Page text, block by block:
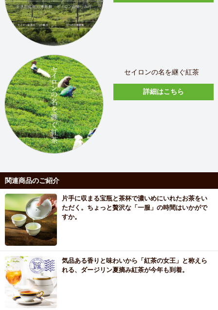
セイロンの名を継ぐ紅茶
詳細はこちら
関連商品のご紹介
片手に収まる宝瓶と茶杯で濃いめにいれたお茶をい
ただく。ちょっと贅沢な「一服」の時間はいかがで
すか。
気品ある香りと味わいから「紅茶の女王」と称えら
れる、ダージリン夏摘み紅茶が今年も到着。